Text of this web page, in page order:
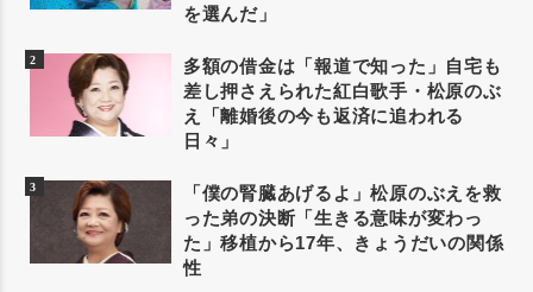
を選んだ」
多額の借金は「報道で知った」自宅も
差し押さえられた紅白歌手・松原のぶ
え「離婚後の今も返済に追われる
日々」
「僕の腎臓あげるよ」松原のぶえを救
った弟の決断「生きる意味が変わっ
た」移植から17年、きょうだいの関係
性